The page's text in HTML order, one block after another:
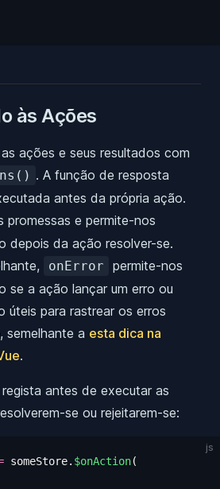
às Ações
ações e seus resultados com
. A função de resposta
antes da própria ação.
promessas e permite-nos
depois da ação resolver-se.
onError
permite-nos
se a ação lançar um erro ou
úteis para rastrear os erros
semelhante a esta dica na
.
antes de executar as
se ou rejeitarem-se:
js
someStore. $onAction(